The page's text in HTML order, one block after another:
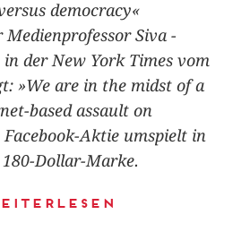
democracy«
Siva
der New York Times vom
»We are in the midst of a
based assault on
Facebook-Aktie umspielt in
Dollar-Marke.